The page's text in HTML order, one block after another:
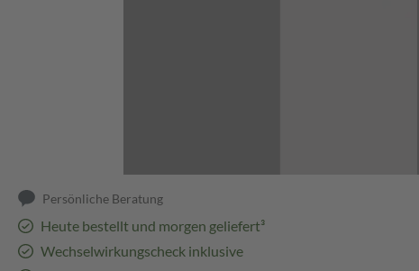
Persönliche Beratung
Heute bestellt und morgen geliefert³
Wechselwirkungscheck inklusive